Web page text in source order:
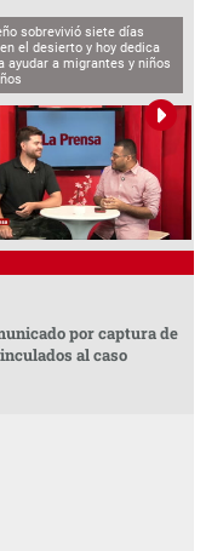
sobrevivió siete días
el desierto y hoy dedica
ayudar a migrantes y niños
por captura de
al caso